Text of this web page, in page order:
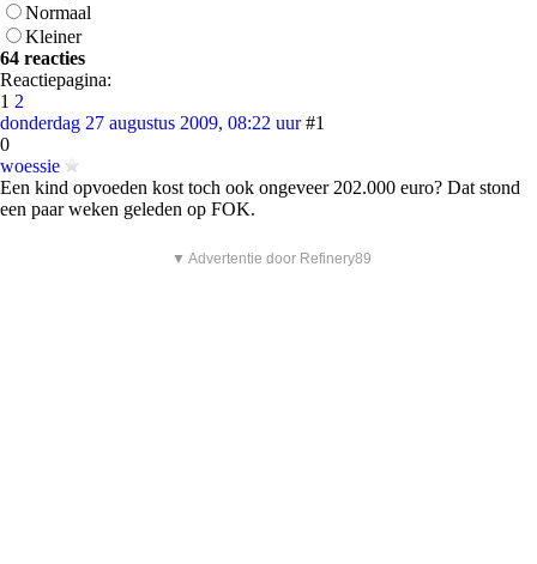
Normaal
Kleiner
64 reacties
Reactiepagina:
1 2
donderdag 27 augustus 2009, 08:22 uur #1
0
woessie
Een kind opvoeden kost toch ook ongeveer 202.000 euro? Dat stond
een paar weken geleden op FOK.
▼ Advertentie door Refinery89